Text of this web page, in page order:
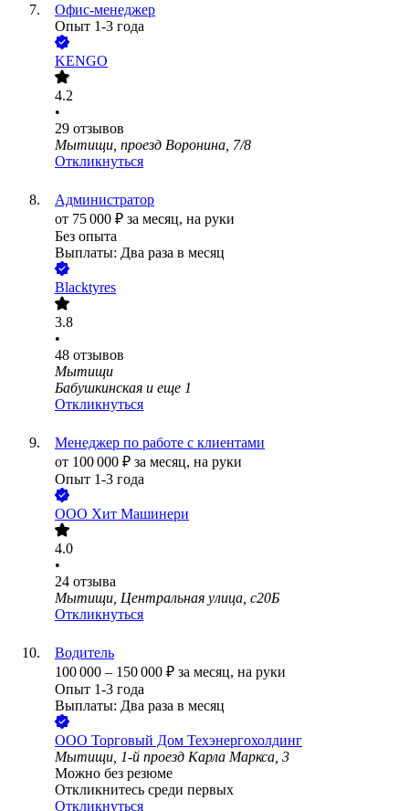
Офис-менеджер
Опыт 1-3 года
KENGO
4.2
•
29 отзывов
Мытищи, проезд Воронина, 7/8
Откликнуться
Администратор
от 75 000 ₽ за месяц, на руки
Без опыта
Выплаты: Два раза в месяц
Blacktyres
3.8
•
48 отзывов
Мытищи
Бабушкинская и еще 1
Откликнуться
Менеджер по работе с клиентами
от 100 000 ₽ за месяц, на руки
Опыт 1-3 года
ООО Хит Машинери
4.0
•
24 отзыва
Мытищи, Центральная улица, с20Б
Откликнуться
Водитель
100 000 – 150 000 ₽ за месяц, на руки
Опыт 1-3 года
Выплаты: Два раза в месяц
ООО Торговый Дом Техэнергохолдинг
Мытищи, 1-й проезд Карла Маркса, 3
Можно без резюме
Откликнитесь среди первых
Откликнуться